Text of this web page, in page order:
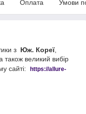
Оплата Умови
з Юж. Кореї,
а також великий вибір
сайті: https://allure-